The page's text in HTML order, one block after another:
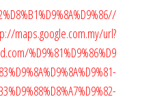
maps.google.com.my/url?
%D9%81%D9%86%D9